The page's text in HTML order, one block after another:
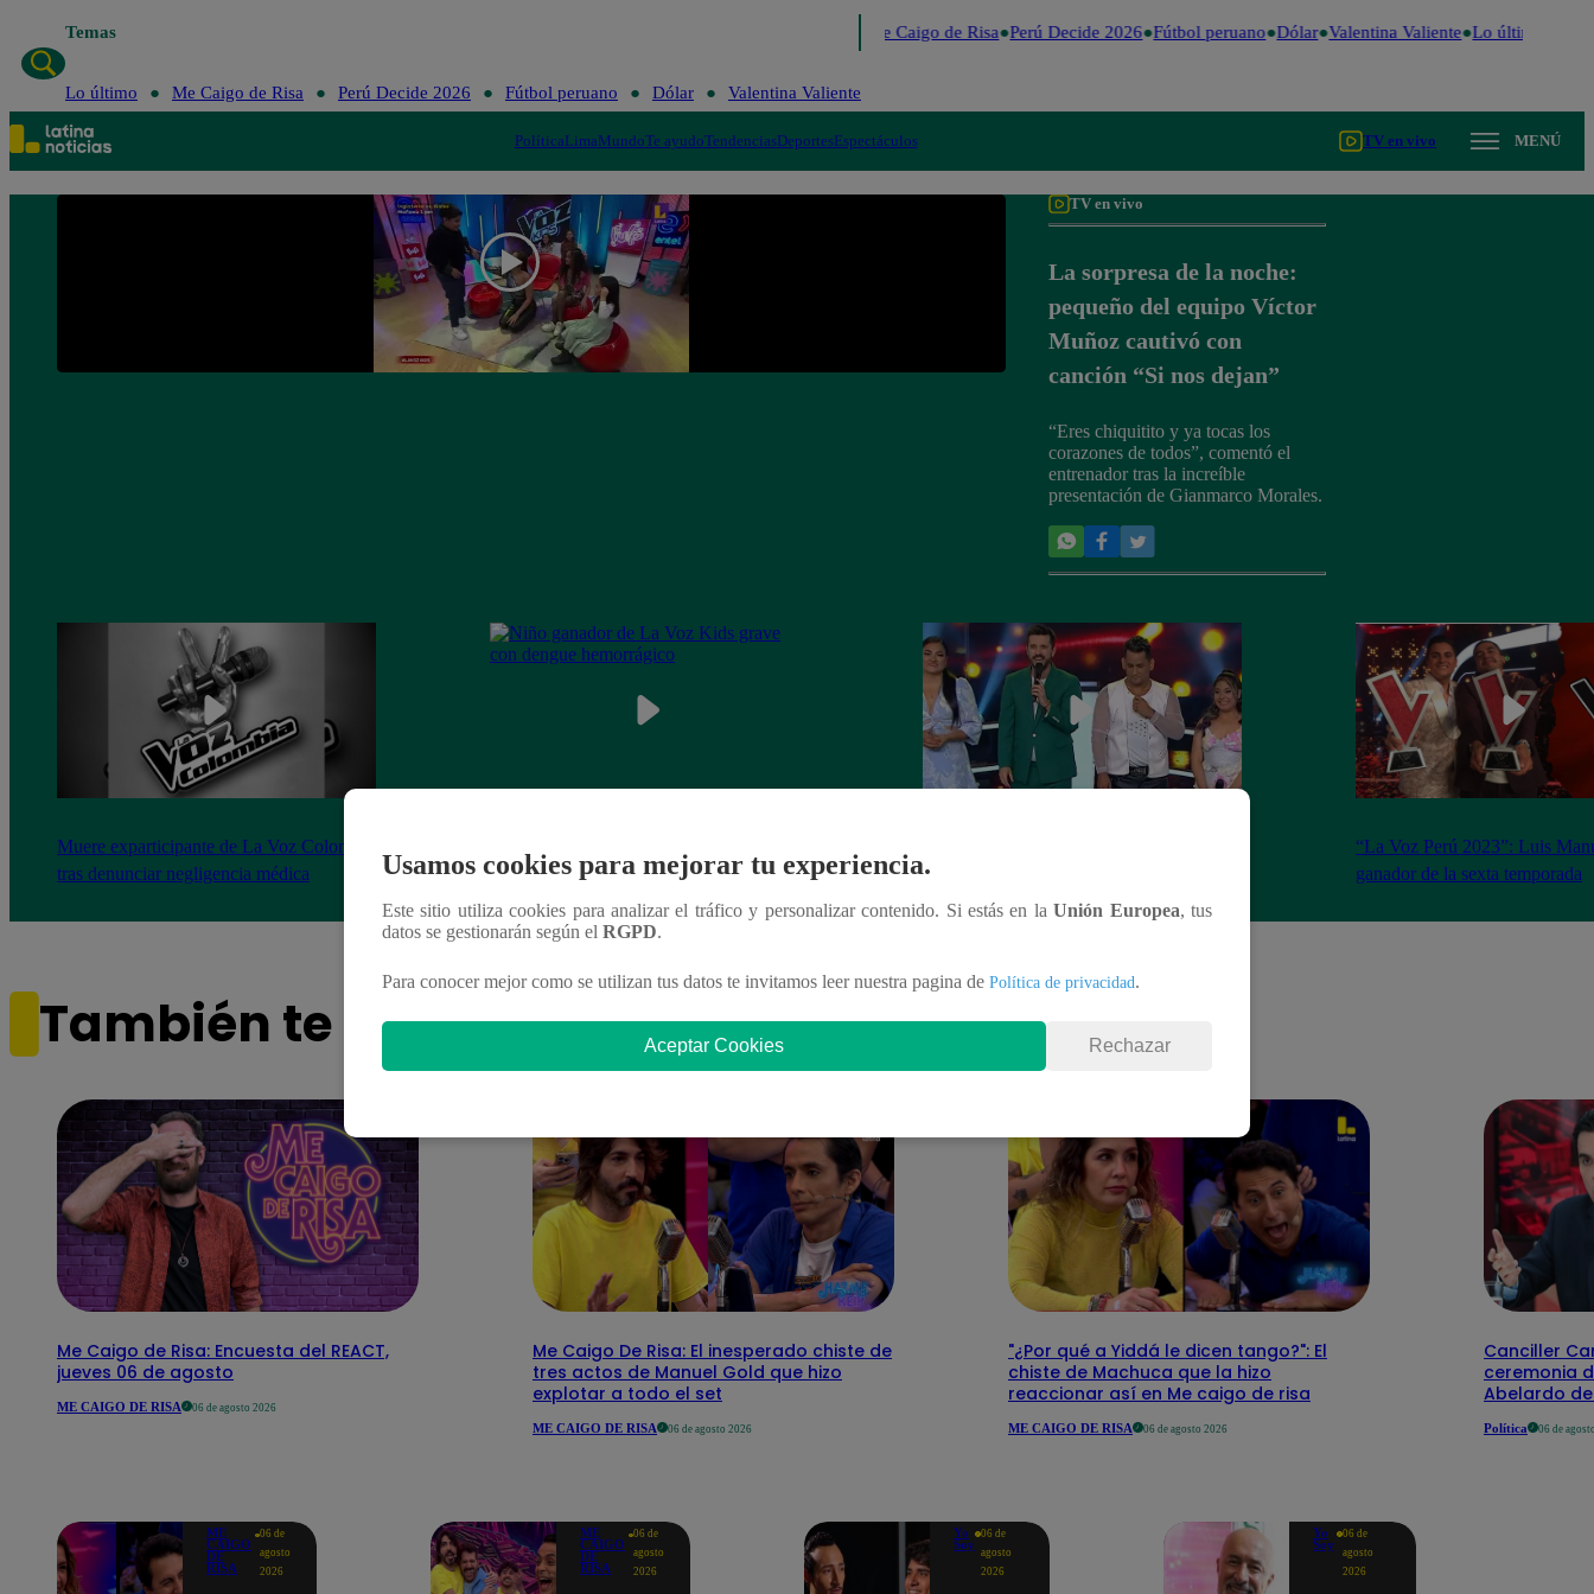
Temas Me Caigo de Risa Perú Decide 2026 Fútbol peruano Dólar Valentina Valiente Lo último
Lo último Me Caigo de Risa Perú Decide 2026 Fútbol peruano Dólar Valentina Valiente
PolíticaLimaMundoTe ayudoTendenciasDeportesEspectáculos TV en vivo MENÚ
TV en vivo
La sorpresa de la noche:
pequeño del equipo Víctor
Muñoz cautivó con
canción “Si nos dejan”
“Eres chiquitito y ya tocas los
corazones de todos”, comentó el
entrenador tras la increíble
presentación de Gianmarco Morales.
Muere exparticipante de La Voz Colombia
tras denunciar negligencia médica
dengue hemorrágico
2023 – Programa completo
“La Voz Perú 2023”: Luis
ganador de la sexta temporada
También te puede interesar
Me Caigo de Risa: Encuesta del REACT,
jueves 06 de agosto
ME CAIGO DE RISA 06 de agosto 2026
Me Caigo De Risa: El inesperado chiste de
tres actos de Manuel Gold que hizo
explotar a todo el set
ME CAIGO DE RISA 06 de agosto 2026
"¿Por qué a Yiddá le dicen tango?": El
chiste de Machuca que la hizo
reaccionar así en Me caigo de risa
ME CAIGO DE RISA 06 de agosto 2026
Canciller
ceremonia
Abelardo
Política 06 de
ME
CAIGO
DE
RISA
06 de
agosto
2026
ME
CAIGO
DE
RISA
06 de
agosto
2026
Yo
Soy
06 de
agosto
2026
Yo
Soy
06 de
agosto
2026
Usamos cookies para mejorar tu experiencia.
Este sitio utiliza cookies para analizar el tráfico y personalizar contenido. Si estás en laUnión Europea, tus
datos se gestionarán según el RGPD.
Para conocer mejor como se utilizan tus datos te invitamos leer nuestra pagina de Política de privacidad.
Aceptar Cookies Rechazar